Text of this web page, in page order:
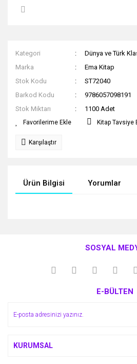
Kategori
Dünya ve Türk
Marka
Ema Kitap
Stok Kodu
ST72040
Barkod Kodu
9786057098191
Stok Miktarı
1100 Adet
Kitap Tavsiye
Karşılaştır
Ürün Bilgisi Yorumlar
kullanarak tarafımıza iletebilirsiniz.
Görüş ve önerileriniz için teşekkür
Ürün açıklamasında eksik bilgiler
SOSYAL
E-BÜLTEN
KURUMSAL